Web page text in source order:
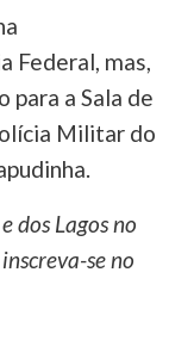
Federal, mas,
a Sala de
Militar do
dos Lagos no
se no